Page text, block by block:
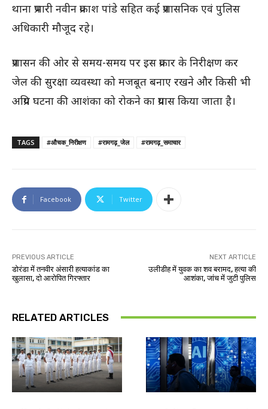
थाना प्रभारी नवीन प्रकाश पांडे सहित कई प्रशासनिक एवं पुलिस
अधिकारी मौजूद रहे।
प्रशासन की ओर से समय-समय पर इस प्रकार के निरीक्षण कर
जेल की सुरक्षा व्यवस्था को मजबूत बनाए रखने और किसी भी
अप्रिय घटना की आशंका को रोकने का प्रयास किया जाता है।
TAGS #औचक_निरीक्षण #रामगढ़_जेल #रामगढ़_समाचार
Facebook Twitter
PREVIOUS ARTICLE
डोरंडा में तनवीर अंसारी हत्याकांड का
खुलासा, दो आरोपित गिरफ्तार
NEXT ARTICLE
उलीडीह में युवक का शव बरामद, हत्या की
आशंका, जांच में जुटी पुलिस
RELATED ARTICLES